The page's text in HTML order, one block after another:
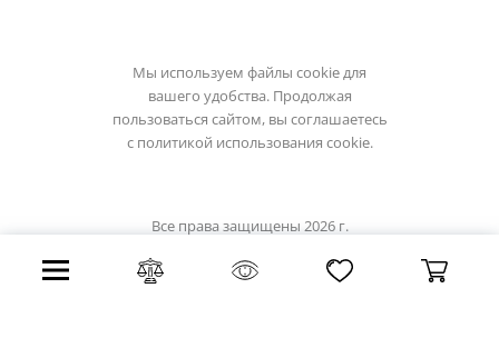
Мы используем файлы cookie для
вашего удобства. Продолжая
пользоваться сайтом, вы соглашаетесь
с политикой использования cookie.
Все права защищены 2026 г.